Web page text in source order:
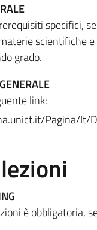
specifici,
scientifiche
grado.
link:
Pagina/It/
è obbligatoria,